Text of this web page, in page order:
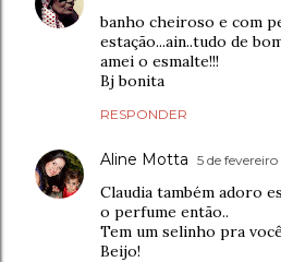
banho cheiroso e com
estação...ain..tudo de
amei o esmalte!!!
Bj bonita
RESPONDER
Aline Motta 5 de
Claudia também adoro
o perfume então..
Tem um selinho pra
Beijo!